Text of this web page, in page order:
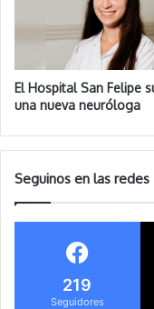
El Hospital San Felipe
una nueva neuróloga
Seguinos en las redes
219
Seguidores